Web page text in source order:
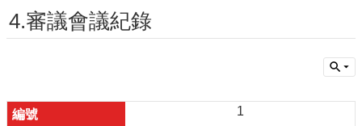
4.審議會議紀錄
1